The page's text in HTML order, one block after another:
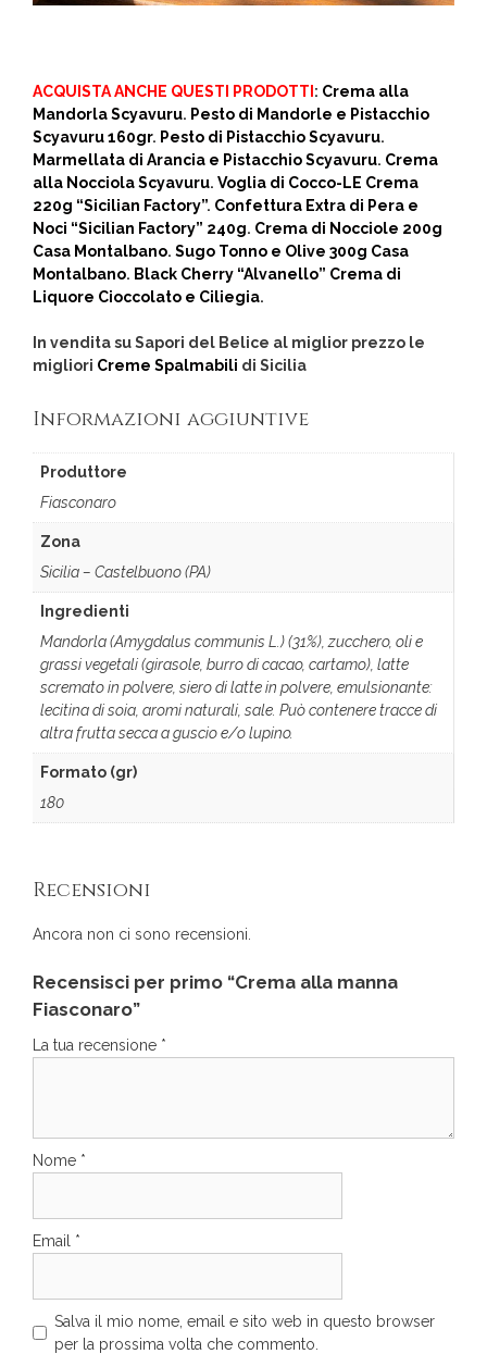
ACQUISTA ANCHE QUESTI PRODOTTI : Crema alla
Mandorla Scyavuru. Pesto di Mandorle e Pistacchio
Scyavuru 160gr. Pesto di Pistacchio Scyavuru.
Marmellata di Arancia e Pistacchio Scyavuru. Crema
alla Nocciola Scyavuru. Voglia di Cocco-LE Crema
220g “Sicilian Factory”. Confettura Extra di Pera e
Noci “Sicilian Factory” 240g. Crema di Nocciole 200g
Casa Montalbano. Sugo Tonno e Olive 300g Casa
Montalbano. Black Cherry “Alvanello” Crema di
Liquore Cioccolato e Ciliegia.
In vendita su Sapori del Belice al miglior prezzo le
migliori Creme Spalmabili di Sicilia
Informazioni aggiuntive
Produttore
Fiasconaro
Zona
Sicilia – Castelbuono (PA)
Ingredienti
Mandorla (Amygdalus communis L.) (31%), zucchero, oli e
grassi vegetali (girasole, burro di cacao, cartamo), latte
scremato in polvere, siero di latte in polvere, emulsionante:
lecitina di soia, aromi naturali, sale. Può contenere tracce di
altra frutta secca a guscio e/o lupino.
Formato (gr)
180
Recensioni
Ancora non ci sono recensioni.
Recensisci per primo “Crema alla manna
Fiasconaro”
La tua recensione *
Nome *
Email *
Salva il mio nome, email e sito web in questo browser
per la prossima volta che commento.